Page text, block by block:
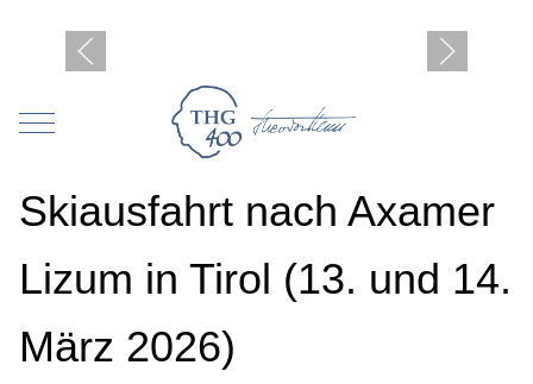
Mobile Menu Toggle
Skiausfahrt nach Axamer
Lizum in Tirol (13. und 14.
März 2026)